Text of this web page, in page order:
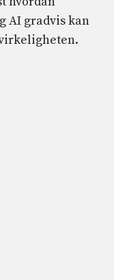
AI gradvis kan